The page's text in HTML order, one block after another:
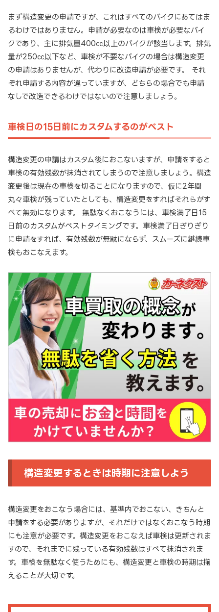
まず構造変更の申請ですが、これはすべてのバイクにあてはま
るわけではありません。申請が必要なのは車検が必要なバイ
クであり、主に排気量400㏄以上のバイクが該当します。排気
量が250㏄以下など、車検が不要なバイクの場合は構造変更
の申請はありませんが、代わりに改造申請が必要です。 それ
ぞれ申請する内容が違っていますが、どちらの場合でも申請
なしで改造できるわけではないので注意しましょう。
車検日の15日前にカスタムするのがベスト
構造変更の申請はカスタム後におこないますが、申請をすると
車検の有効残数が抹消されてしまうので注意しましょう。構造
変更後は現在の車検を切ることになりますので、仮に2年間
丸々車検が残っていたとしても、構造変更をすればそれらがす
べて無効になります。 無駄なくおこなうには、車検満了日15
日前のカスタムがベストタイミングです。車検満了日ぎりぎり
に申請をすれば、有効残数が無駄にならず、スムーズに継続車
検もおこなえます。
構造変更するときは時期に注意しよう
構造変更をおこなう場合には、基準内でおこない、きちんと
申請をする必要がありますが、それだけではなくおこなう時期
にも注意が必要です。構造変更をおこなえば車検は更新されま
すので、それまでに残っている有効残数はすべて抹消されま
す。車検を無駄なく使うためにも、構造変更と車検の時期は揃
えることが大切です。